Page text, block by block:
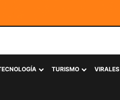
TURISMO VIRALES